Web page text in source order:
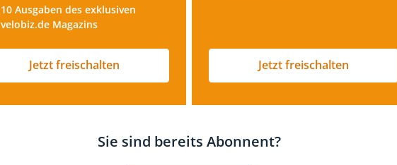
10 Ausgaben des exklusiven
velobiz.de Magazins
Jetzt freischalten Jetzt freischalten
Sie sind bereits Abonnent?